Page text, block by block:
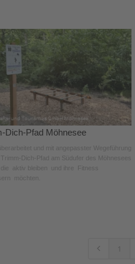
Dich-Pfad Möhnesee
und mit angepasster Wegeführung
Dich-Pfad am Südufer des Möhnesees
die aktiv bleiben und ihre Fitness
möchten.
1